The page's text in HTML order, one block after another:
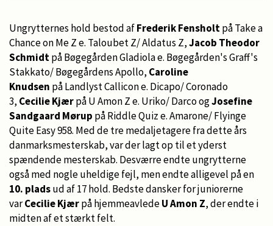
Ungrytternes hold bestod afFrederik Fensholtpå Take a
Chance on Me Z e. Taloubet Z/ Aldatus Z,Jacob Theodor
Schmidtpå Bøgegården Gladiola e. Bøgegården's Graff's
Stakkato/ Bøgegårdens Apollo, Caroline
Knudsen på Landlyst Callicon e. Dicapo/ Coronado
3, Cecilie Kjærpå U Amon Z e. Uriko/ Darco ogJosefine
Sandgaard Mørup på Riddle Quiz e. Amarone/ Flyinge
Quite Easy 958. Med de tre medaljetagere fra dette års
danmarksmesterskab, var der lagt op til et yderst
spændende mesterskab. Desværre endte ungrytterne
også med nogle uheldige fejl, men endte alligevel på en
10. pladsud af 17 hold. Bedste dansker for juniorerne
varCecilie Kjærpå hjemmeavledeU Amon Z, der endte i
midten af et stærkt felt.